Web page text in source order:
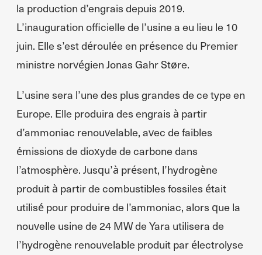
la production d’engrais depuis 2019.
L’inauguration officielle de l’usine a eu lieu le 10
juin. Elle s’est déroulée en présence du Premier
ministre norvégien Jonas Gahr Støre.
L’usine sera l’une des plus grandes de ce type en
Europe. Elle produira des engrais à partir
d’ammoniac renouvelable, avec de faibles
émissions de dioxyde de carbone dans
l’atmosphère. Jusqu’à présent, l’hydrogène
produit à partir de combustibles fossiles était
utilisé pour produire de l’ammoniac, alors que la
nouvelle usine de 24 MW de Yara utilisera de
l’hydrogène renouvelable produit par électrolyse